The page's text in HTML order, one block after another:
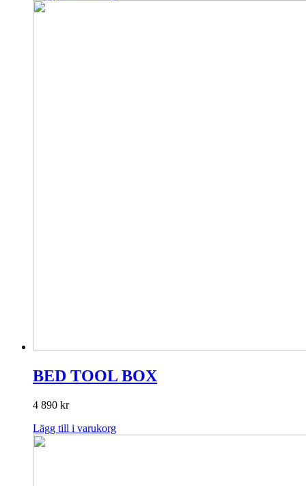
BED TOOL BOX
4 890 kr
Lägg till i varukorg